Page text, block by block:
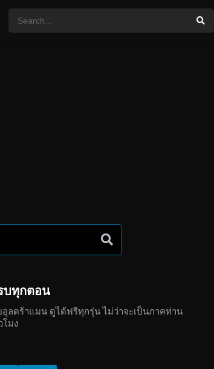
บทุกตอน
ลตร้าแมน ดูได้ฟรีทุกรุ่น ไม่ว่าจะเป็นภาคท่าน
โมง